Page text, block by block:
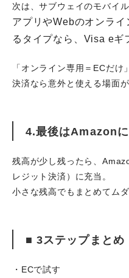
次は、サブウェイのモバイ
アプリやWebのオンラ
るタイプなら、Visa eギ
「オンライン専用＝ECだ
決済なら意外と使える場面が
4.最後はAmazon
残高が少し残ったら、
レジット決済）に充当。
小さな残高でもまとめてム
■ 3ステップまとめ
・ECで試す